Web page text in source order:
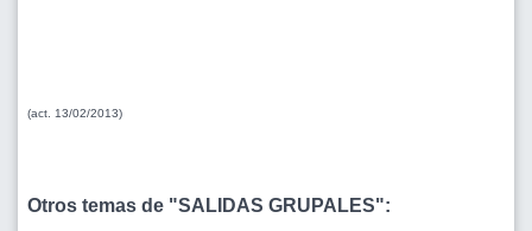
(act. 13/02/2013)
Otros temas de "SALIDAS GRUPALES":